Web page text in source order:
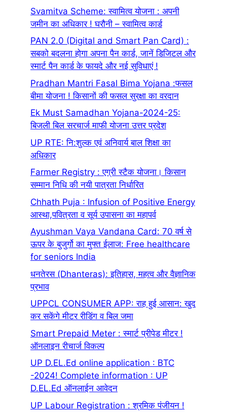
Svamitva Scheme: स्वामित्व योजना : अपनी
जमीन का अधिकार ! घरौनी – स्वामित्व कार्ड
PAN 2.0 (Digital and Smart Pan Card) :
सबको बदलना होगा अपना पैन कार्ड, जानें डिजिटल और
स्मार्ट पैन कार्ड के फायदे और नई सुविधाएं !
Pradhan Mantri Fasal Bima Yojana :फसल
बीमा योजना ! किसानों की फसल सुरक्षा का वरदान
Ek Must Samadhan Yojana-2024-25:
बिजली बिल सरचार्ज माफी योजना उत्तर प्रदेश
UP RTE: नि:शुल्क एवं अनिवार्य बाल शिक्षा का
अधिकार
Farmer Registry : एग्री स्टैक योजना। किसान
सम्मान निधि की नयी पात्रता निर्धारित
Chhath Puja : Infusion of Positive Energy
आस्था,पवित्रता व सूर्य उपासना का महापर्व
Ayushman Vaya Vandana Card: 70 वर्ष से
ऊपर के बुजुर्गो का मुफ्त ईलाज: Free healthcare
for seniors India
धनतेरस (Dhanteras): इतिहास, महत्व और वैज्ञानिक
प्रभाव
UPPCL CONSUMER APP: राह हुई आसान: खुद
कर सकेंगे मीटर रीडिंग व बिल जमा
Smart Prepaid Meter : स्मार्ट प्रीपेड मीटर !
ऑनलाइन रीचार्ज विकल्प
UP D.EL.Ed online application : BTC
-2024! Complete information : UP
D.EL.Ed ऑनलाईन आवेदन
UP Labour Registration : श्रमिक पंजीयन !